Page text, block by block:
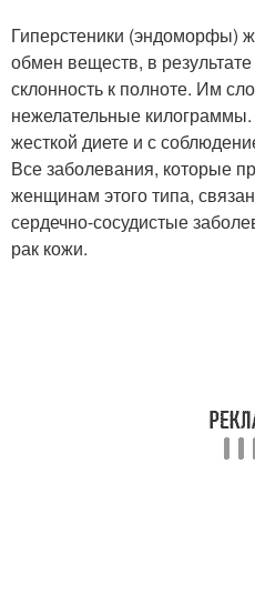
Гиперстеники (эндоморфы)
обмен веществ, в
склонность к полноте. Им
нежелательные
жесткой диете и с
Все заболевания, которые
женщинам этого типа,
сердечно-сосудистые
рак кожи.